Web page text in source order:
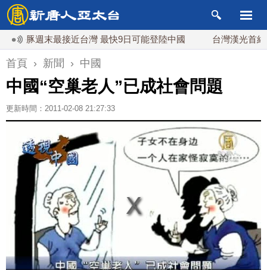
週末最接近台灣 最快9日可能登陸中國 台灣漢光首結合城
首頁 › 新聞 › 中國
中國“空巢老人”已成社會問題
更新時間：2011-02-08 21:27:33